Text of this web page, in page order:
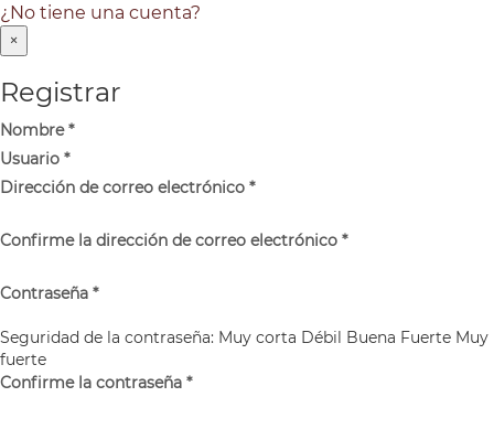
¿No tiene una cuenta?
×
Registrar
Nombre*
Usuario *
Dirección de correo electrónico *
Confirme la dirección de correo electrónico *
Contraseña *
Seguridad de la contraseña: Muy corta Débil Buena Fuerte Muy
fuerte
Confirme la contraseña *